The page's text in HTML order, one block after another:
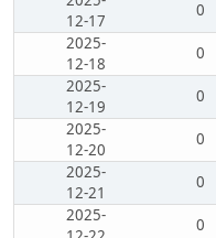
12-17
0
2025-
12-18
0
2025-
12-19
0
2025-
12-20
0
2025-
12-21
0
2025-
0